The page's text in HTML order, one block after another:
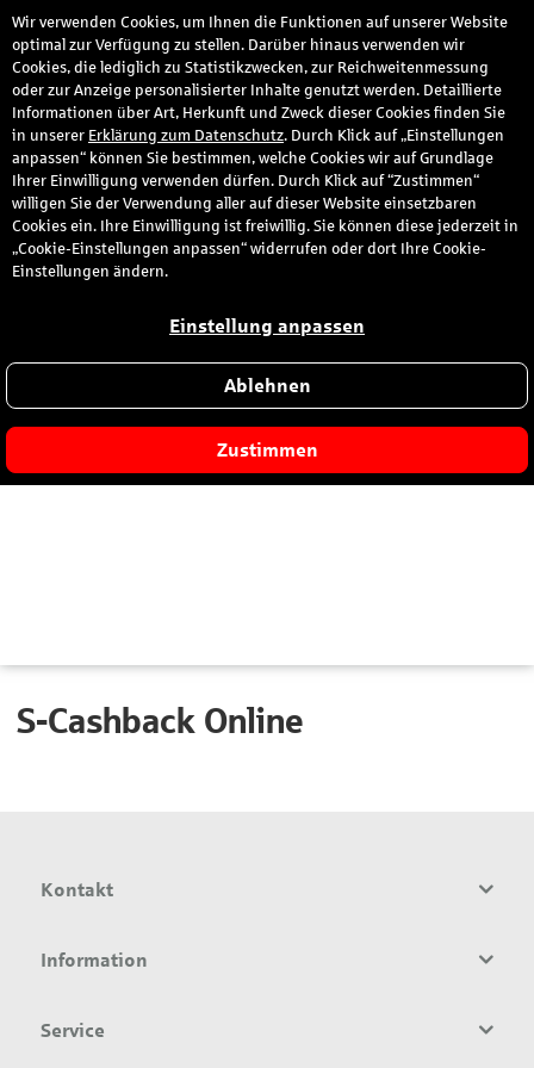
S-Cashback Online
Kontakt
Information
Service
Wir verwenden Cookies, um Ihnen die Funktionen auf unserer Website
optimal zur Verfügung zu stellen. Darüber hinaus verwenden wir
Cookies, die lediglich zu Statistikzwecken, zur Reichweitenmessung
oder zur Anzeige personalisierter Inhalte genutzt werden. Detaillierte
Informationen über Art, Herkunft und Zweck dieser Cookies finden Sie
in unserer Erklärung zum Datenschutz. Durch Klick auf „Einstellungen
anpassen“ können Sie bestimmen, welche Cookies wir auf Grundlage
Ihrer Einwilligung verwenden dürfen. Durch Klick auf “Zustimmen“
willigen Sie der Verwendung aller auf dieser Website einsetzbaren
Cookies ein. Ihre Einwilligung ist freiwillig. Sie können diese jederzeit in
„Cookie-Einstellungen anpassen“ widerrufen oder dort Ihre Cookie-
Einstellungen ändern.
Einstellung anpassen
Ablehnen
Zustimmen